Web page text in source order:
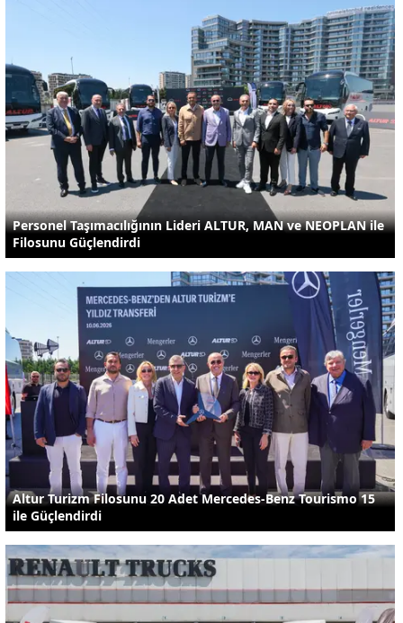
Personel Taşımacılığının Lideri ALTUR, MAN ve NEOPLAN ile
Filosunu Güçlendirdi
Altur Turizm Filosunu 20 Adet Mercedes-Benz Tourismo 15
ile Güçlendirdi